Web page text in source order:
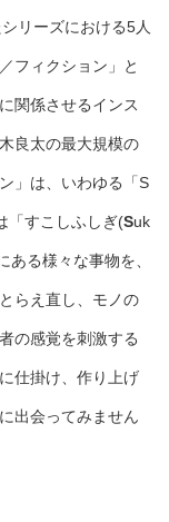
リーズにおける5人
フィクション」と
関係させるインス
良太の最大規模の
」は、いわゆる「S
「すこしふしぎ(Suk
る様々な事物を、
らえ直し、モノの
の感覚を刺激する
仕掛け、作り上げ
出会ってみません